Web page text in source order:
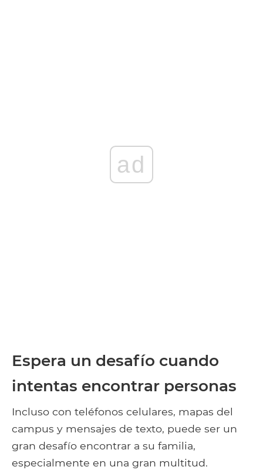
ad
Espera un desafío cuando
intentas encontrar personas
Incluso con teléfonos celulares, mapas del
campus y mensajes de texto, puede ser un
gran desafío encontrar a su familia,
especialmente en una gran multitud.